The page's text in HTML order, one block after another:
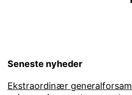
Seneste nyheder
Ekstraordinær